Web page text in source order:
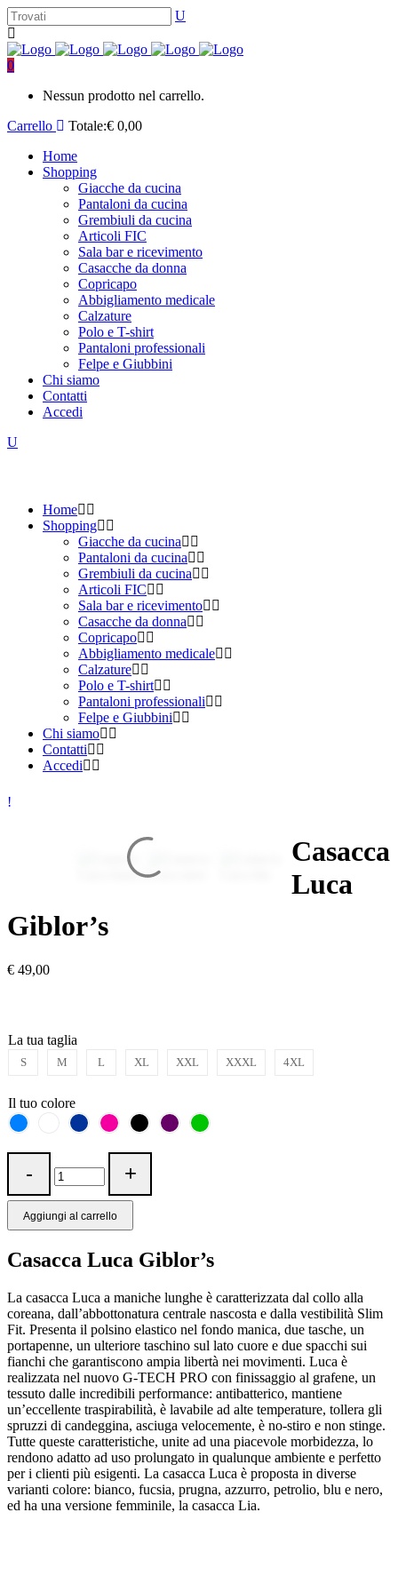
0
Nessun prodotto nel carrello.
Carrello
Totale:€ 0,00
Home
Shopping
Giacche da cucina
Pantaloni da cucina
Grembiuli da cucina
Articoli FIC
Sala bar e ricevimento
Casacche da donna
Copricapo
Abbigliamento medicale
Calzature
Polo e T-shirt
Pantaloni professionali
Felpe e Giubbini
Chi siamo
Contatti
Accedi
Home
Shopping
Giacche da cucina
Pantaloni da cucina
Grembiuli da cucina
Articoli FIC
Sala bar e ricevimento
Casacche da donna
Copricapo
Abbigliamento medicale
Calzature
Polo e T-shirt
Pantaloni professionali
Felpe e Giubbini
Chi siamo
Contatti
Accedi
Casacca
Luca
Giblor’s
€ 49,00
La tua taglia
S M L XL XXL XXXL 4XL
Il tuo colore
Aggiungi al carrello
Casacca Luca Giblor’s
La casacca Luca a maniche lunghe è caratterizzata dal collo alla
coreana, dall’abbottonatura centrale nascosta e dalla vestibilità Slim
Fit. Presenta il polsino elastico nel fondo manica, due tasche, un
portapenne, un ulteriore taschino sul lato cuore e due spacchi sui
fianchi che garantiscono ampia libertà nei movimenti. Luca è
realizzata nel nuovo G-TECH PRO con finissaggio al grafene, un
tessuto dalle incredibili performance: antibatterico, mantiene
un’eccellente traspirabilità, è lavabile ad alte temperature, tollera gli
spruzzi di candeggina, asciuga velocemente, è no-stiro e non stinge.
Tutte queste caratteristiche, unite ad una piacevole morbidezza, lo
rendono adatto ad uso prolungato in qualunque ambiente e perfetto
per i clienti più esigenti. La casacca Luca è proposta in diverse
varianti colore: bianco, fucsia, prugna, azzurro, petrolio, blu e nero,
ed ha una versione femminile, la casacca Lia.